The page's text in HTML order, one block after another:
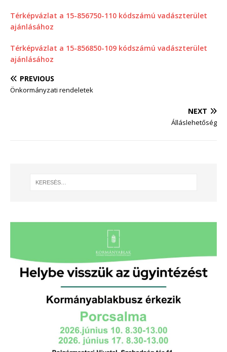
Térképvázlat a 15-856750-110 kódszámú vadászterület
ajánlásához
Térképvázlat a 15-856850-109 kódszámú vadászterület
ajánlásához
PREVIOUS
Önkormányzati rendeletek
NEXT
Álláslehetőség